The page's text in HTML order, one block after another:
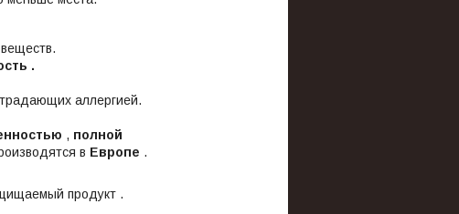
.
аллергией.
, полной
в Европе .
продукт .